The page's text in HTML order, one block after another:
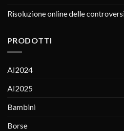
Risoluzione online delle
PRODOTTI
AI2024
AI2025
Bambini
Borse